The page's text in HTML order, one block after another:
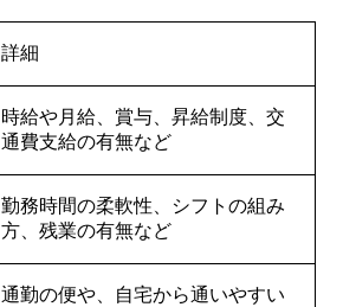
詳細
時給や月給、賞与、昇給制度、交
通費支給の有無など
勤務時間の柔軟性、シフトの組み
方、残業の有無など
通勤の便や、自宅から通いやすい